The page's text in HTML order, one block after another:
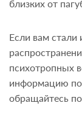
близких от
Если вам стали
психотропных
информацию по
обращайтесь